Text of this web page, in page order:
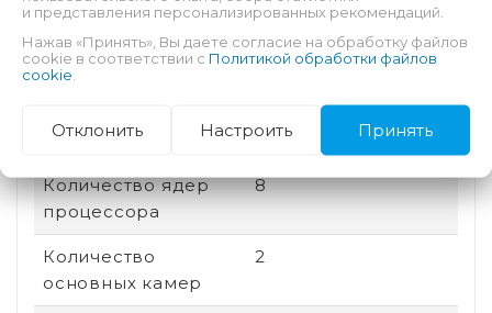
Соотношение
сторон
20:9
Быстрая зарядка Есть
Количество ядер
процессора
8
Количество
основных камер
2
и представления персонализированных рекомендаций.
Нажав «Принять», Вы даете согласие на обработку файлов
cookie в соответствии с Политикой обработки файлов
cookie
Отклонить Настроить Принять